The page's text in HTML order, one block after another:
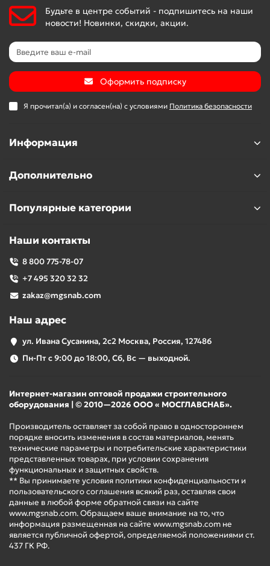
Будьте в центре событий - подпишитесь на наши
новости! Новинки, скидки, акции.
Оформить подписку
Я прочитал(а) и согласен(на) с условиями Политика безопасности
Информация
Дополнительно
Популярные категории
Наши контакты
8 800 775-78-07
+7 495 320 32 32
zakaz@mgsnab.com
Наш адрес
ул. Ивана Сусанина, 2с2 Москва, Россия, 127486
Пн-Пт с 9:00 до 18:00, Сб, Вс — выходной.
Интернет-магазин оптовой продажи строительного
оборудования | © 2010—2026 ООО « МОСГЛАВСНАБ».
Производитель оставляет за собой право в одностороннем
порядке вносить изменения в состав материалов, менять
технические параметры и потребительские характеристики
представленных товарах, при условии сохранения
функциональных и защитных свойств.
** Вы принимаете условия политики конфиденциальности и
пользовательского соглашения всякий раз, оставляя свои
данные в любой форме обратной связи на сайте
www.mgsnab.com. Обращаем ваше внимание на то, что
информация размещенная на сайте www.mgsnab.com не
является публичной офертой, определяемой положениями ст.
437 ГК РФ.